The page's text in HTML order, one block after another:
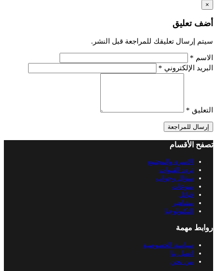
×
أضف تعليق
سيتم إرسال تعليقك للمراجعة قبل النشر.
الاسم *
البريد الإلكتروني *
التعليق *
إرسال للمراجعة
تصفح الأقسام
الاسرة والمجتمع
تردد القنوات
سؤال وجواب
منوعات
قبائل
مشاهير
التكنولوجيا
روابط مهمة
سياسة الخصوصية
اتصل بنا
من نحن